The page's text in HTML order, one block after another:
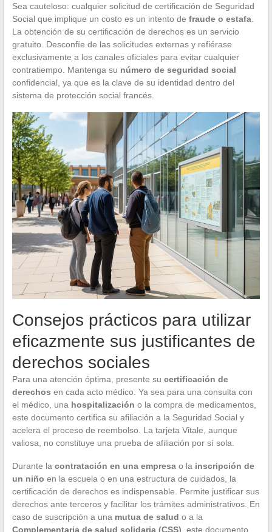
Sea cauteloso: cualquier solicitud de certificación de Seguridad
Social que implique un costo es un intento de fraude o estafa.
La obtención de su certificación de derechos es un servicio
gratuito. Desconfíe de las solicitudes externas y refiérase
exclusivamente a los canales oficiales para evitar cualquier
contratiempo. Mantenga su número de seguridad social
confidencial, ya que es la clave de su identidad dentro del
sistema de protección social francés.
Consejos prácticos para utilizar
eficazmente sus justificantes de
derechos sociales
Para una atención óptima, presente su certificación de
derechos en cada acto médico. Ya sea para una consulta con
el médico, una hospitalización o la compra de medicamentos,
este documento certifica su afiliación a la Seguridad Social y
acelera el proceso de reembolso. La tarjeta Vitale, aunque
valiosa, no constituye una prueba de afiliación por sí sola.
Durante la contratación en una empresao la inscripción de
un niño en la escuela o en una estructura de cuidados, la
certificación de derechos es indispensable. Permite justificar sus
derechos ante terceros y facilitar los trámites administrativos. En
caso de suscripción a una mutua de salud o a la
Complementaria de salud solidaria (CSS) , este documento